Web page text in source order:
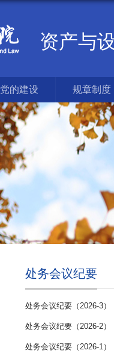
资产与
党的建设 规章制度
处务会议纪要
处务会议纪要（2026-3）
处务会议纪要（2026-2）
处务会议纪要（2026-1）